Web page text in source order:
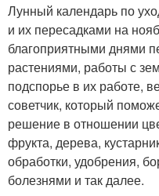
Лунный календарь по
и их пересадками на
благоприятными днями
растениями, работы с
подспорье в их работе,
советчик, который
решение в отношении
фрукта, дерева,
обработки, удобрения,
болезнями и так далее.